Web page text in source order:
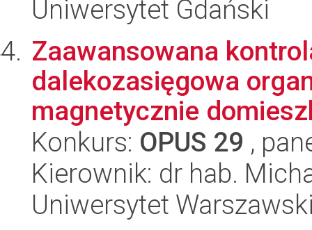
Uniwersytet Gdański
Zaawansowana
dalekozasięgowa
magnetycznie
Konkurs: OPUS 29 ,
Kierownik: dr hab.
Uniwersytet